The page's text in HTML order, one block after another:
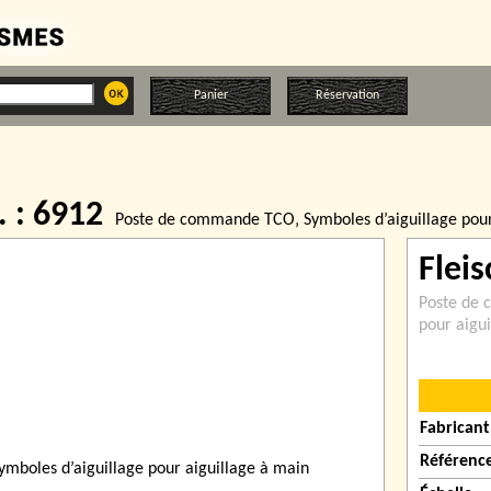
Panier Réservation
: 6912 Poste de commande TCO‚ Symboles d’aiguillage
Poste de
pour
Fabricant